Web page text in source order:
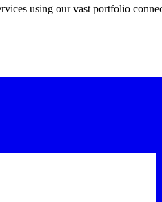
using our vast portfolio